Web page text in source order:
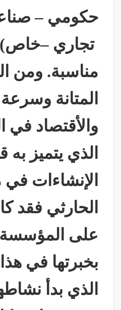
حكومي –
تجاري –خاص)
مناسبة. ومن
المتانة وسرعة
والأقتصاد في
الذي يتميز
الإنشاءات
الحارثي فقد
على
بخبرتها في
الذي بدأ